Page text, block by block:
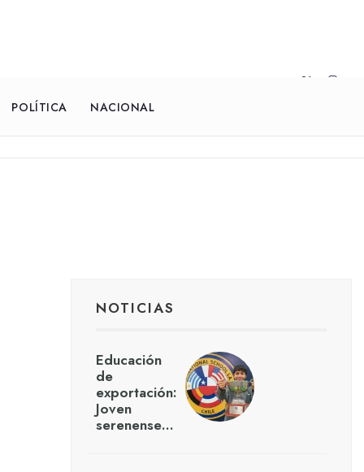
POLÍTICA NACIONAL
NOTICIAS
Educación
de
exportación:
Joven
serenense…